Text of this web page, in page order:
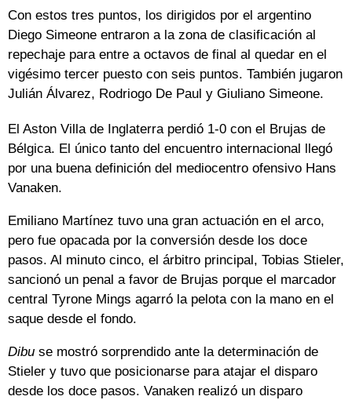
Con estos tres puntos, los dirigidos por el argentino
Diego Simeone entraron a la zona de clasificación al
repechaje para entre a octavos de final al quedar en el
vigésimo tercer puesto con seis puntos. También jugaron
Julián Álvarez, Rodriogo De Paul y Giuliano Simeone.
El Aston Villa de Inglaterra perdió 1-0 con el Brujas de
Bélgica. El único tanto del encuentro internacional llegó
por una buena definición del mediocentro ofensivo Hans
Vanaken.
Emiliano Martínez tuvo una gran actuación en el arco,
pero fue opacada por la conversión desde los doce
pasos. Al minuto cinco, el árbitro principal, Tobias Stieler,
sancionó un penal a favor de Brujas porque el marcador
central Tyrone Mings agarró la pelota con la mano en el
saque desde el fondo.
Dibu se mostró sorprendido ante la determinación de
Stieler y tuvo que posicionarse para atajar el disparo
desde los doce pasos. Vanaken realizó un disparo